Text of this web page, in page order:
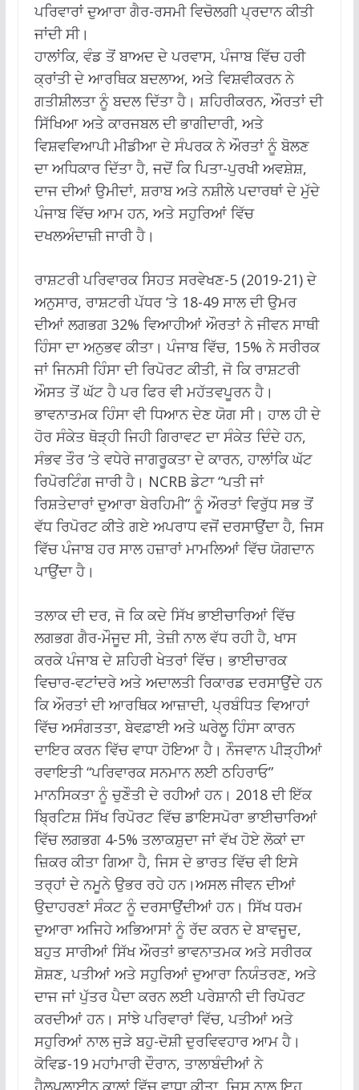
ਪਰਿਵਾਰਾਂ ਦੁਆਰਾ ਗੈਰ-ਰਸਮੀ ਵਿਚੋਲਗੀ ਪ੍ਰਦਾਨ ਕੀਤੀ
ਜਾਂਦੀ ਸੀ।
ਹਾਲਾਂਕਿ, ਵੰਡ ਤੋਂ ਬਾਅਦ ਦੇ ਪਰਵਾਸ, ਪੰਜਾਬ ਵਿੱਚ ਹਰੀ
ਕ੍ਰਾਂਤੀ ਦੇ ਆਰਥਿਕ ਬਦਲਾਅ, ਅਤੇ ਵਿਸ਼ਵੀਕਰਨ ਨੇ
ਗਤੀਸ਼ੀਲਤਾ ਨੂੰ ਬਦਲ ਦਿੱਤਾ ਹੈ। ਸ਼ਹਿਰੀਕਰਨ, ਔਰਤਾਂ ਦੀ
ਸਿੱਖਿਆ ਅਤੇ ਕਾਰਜਬਲ ਦੀ ਭਾਗੀਦਾਰੀ, ਅਤੇ
ਵਿਸ਼ਵਵਿਆਪੀ ਮੀਡੀਆ ਦੇ ਸੰਪਰਕ ਨੇ ਔਰਤਾਂ ਨੂੰ ਬੋਲਣ
ਦਾ ਅਧਿਕਾਰ ਦਿੱਤਾ ਹੈ, ਜਦੋਂ ਕਿ ਪਿਤਾ-ਪੁਰਖੀ ਅਵਸ਼ੇਸ਼,
ਦਾਜ ਦੀਆਂ ਉਮੀਦਾਂ, ਸ਼ਰਾਬ ਅਤੇ ਨਸ਼ੀਲੇ ਪਦਾਰਥਾਂ ਦੇ ਮੁੱਦੇ
ਪੰਜਾਬ ਵਿੱਚ ਆਮ ਹਨ, ਅਤੇ ਸਹੁਰਿਆਂ ਵਿੱਚ
ਦਖਲਅੰਦਾਜ਼ੀ ਜਾਰੀ ਹੈ।
ਰਾਸ਼ਟਰੀ ਪਰਿਵਾਰਕ ਸਿਹਤ ਸਰਵੇਖਣ-5 (2019-21) ਦੇ
ਅਨੁਸਾਰ, ਰਾਸ਼ਟਰੀ ਪੱਧਰ ‘ਤੇ 18-49 ਸਾਲ ਦੀ ਉਮਰ
ਦੀਆਂ ਲਗਭਗ 32% ਵਿਆਹੀਆਂ ਔਰਤਾਂ ਨੇ ਜੀਵਨ ਸਾਥੀ
ਹਿੰਸਾ ਦਾ ਅਨੁਭਵ ਕੀਤਾ। ਪੰਜਾਬ ਵਿੱਚ, 15% ਨੇ ਸਰੀਰਕ
ਜਾਂ ਜਿਨਸੀ ਹਿੰਸਾ ਦੀ ਰਿਪੋਰਟ ਕੀਤੀ, ਜੋ ਕਿ ਰਾਸ਼ਟਰੀ
ਔਸਤ ਤੋਂ ਘੱਟ ਹੈ ਪਰ ਫਿਰ ਵੀ ਮਹੱਤਵਪੂਰਨ ਹੈ।
ਭਾਵਨਾਤਮਕ ਹਿੰਸਾ ਵੀ ਧਿਆਨ ਦੇਣ ਯੋਗ ਸੀ। ਹਾਲ ਹੀ ਦੇ
ਹੋਰ ਸੰਕੇਤ ਥੋੜ੍ਹੀ ਜਿਹੀ ਗਿਰਾਵਟ ਦਾ ਸੰਕੇਤ ਦਿੰਦੇ ਹਨ,
ਸੰਭਵ ਤੌਰ ‘ਤੇ ਵਧੇਰੇ ਜਾਗਰੂਕਤਾ ਦੇ ਕਾਰਨ, ਹਾਲਾਂਕਿ ਘੱਟ
ਰਿਪੋਰਟਿੰਗ ਜਾਰੀ ਹੈ। NCRB ਡੇਟਾ “ਪਤੀ ਜਾਂ
ਰਿਸ਼ਤੇਦਾਰਾਂ ਦੁਆਰਾ ਬੇਰਹਿਮੀ” ਨੂੰ ਔਰਤਾਂ ਵਿਰੁੱਧ ਸਭ ਤੋਂ
ਵੱਧ ਰਿਪੋਰਟ ਕੀਤੇ ਗਏ ਅਪਰਾਧ ਵਜੋਂ ਦਰਸਾਉਂਦਾ ਹੈ, ਜਿਸ
ਵਿੱਚ ਪੰਜਾਬ ਹਰ ਸਾਲ ਹਜ਼ਾਰਾਂ ਮਾਮਲਿਆਂ ਵਿੱਚ ਯੋਗਦਾਨ
ਪਾਉਂਦਾ ਹੈ।
ਤਲਾਕ ਦੀ ਦਰ, ਜੋ ਕਿ ਕਦੇ ਸਿੱਖ ਭਾਈਚਾਰਿਆਂ ਵਿੱਚ
ਲਗਭਗ ਗੈਰ-ਮੌਜੂਦ ਸੀ, ਤੇਜ਼ੀ ਨਾਲ ਵੱਧ ਰਹੀ ਹੈ, ਖਾਸ
ਕਰਕੇ ਪੰਜਾਬ ਦੇ ਸ਼ਹਿਰੀ ਖੇਤਰਾਂ ਵਿੱਚ। ਭਾਈਚਾਰਕ
ਵਿਚਾਰ-ਵਟਾਂਦਰੇ ਅਤੇ ਅਦਾਲਤੀ ਰਿਕਾਰਡ ਦਰਸਾਉਂਦੇ ਹਨ
ਕਿ ਔਰਤਾਂ ਦੀ ਆਰਥਿਕ ਆਜ਼ਾਦੀ, ਪ੍ਰਬੰਧਿਤ ਵਿਆਹਾਂ
ਵਿੱਚ ਅਸੰਗਤਤਾ, ਬੇਵਫ਼ਾਈ ਅਤੇ ਘਰੇਲੂ ਹਿੰਸਾ ਕਾਰਨ
ਦਾਇਰ ਕਰਨ ਵਿੱਚ ਵਾਧਾ ਹੋਇਆ ਹੈ। ਨੌਜਵਾਨ ਪੀੜ੍ਹੀਆਂ
ਰਵਾਇਤੀ “ਪਰਿਵਾਰਕ ਸਨਮਾਨ ਲਈ ਠਹਿਰਾਓ”
ਮਾਨਸਿਕਤਾ ਨੂੰ ਚੁਣੌਤੀ ਦੇ ਰਹੀਆਂ ਹਨ। 2018 ਦੀ ਇੱਕ
ਬ੍ਰਿਟਿਸ਼ ਸਿੱਖ ਰਿਪੋਰਟ ਵਿੱਚ ਡਾਇਸਪੋਰਾ ਭਾਈਚਾਰਿਆਂ
ਵਿੱਚ ਲਗਭਗ 4-5% ਤਲਾਕਸ਼ੁਦਾ ਜਾਂ ਵੱਖ ਹੋਏ ਲੋਕਾਂ ਦਾ
ਜ਼ਿਕਰ ਕੀਤਾ ਗਿਆ ਹੈ, ਜਿਸ ਦੇ ਭਾਰਤ ਵਿੱਚ ਵੀ ਇਸੇ
ਤਰ੍ਹਾਂ ਦੇ ਨਮੂਨੇ ਉਭਰ ਰਹੇ ਹਨ।ਅਸਲ ਜੀਵਨ ਦੀਆਂ
ਉਦਾਹਰਣਾਂ ਸੰਕਟ ਨੂੰ ਦਰਸਾਉਂਦੀਆਂ ਹਨ। ਸਿੱਖ ਧਰਮ
ਦੁਆਰਾ ਅਜਿਹੇ ਅਭਿਆਸਾਂ ਨੂੰ ਰੱਦ ਕਰਨ ਦੇ ਬਾਵਜੂਦ,
ਬਹੁਤ ਸਾਰੀਆਂ ਸਿੱਖ ਔਰਤਾਂ ਭਾਵਨਾਤਮਕ ਅਤੇ ਸਰੀਰਕ
ਸ਼ੋਸ਼ਣ, ਪਤੀਆਂ ਅਤੇ ਸਹੁਰਿਆਂ ਦੁਆਰਾ ਨਿਯੰਤਰਣ, ਅਤੇ
ਦਾਜ ਜਾਂ ਪੁੱਤਰ ਪੈਦਾ ਕਰਨ ਲਈ ਪਰੇਸ਼ਾਨੀ ਦੀ ਰਿਪੋਰਟ
ਕਰਦੀਆਂ ਹਨ। ਸਾਂਝੇ ਪਰਿਵਾਰਾਂ ਵਿੱਚ, ਪਤੀਆਂ ਅਤੇ
ਸਹੁਰਿਆਂ ਨਾਲ ਜੁੜੇ ਬਹੁ-ਦੋਸ਼ੀ ਦੁਰਵਿਵਹਾਰ ਆਮ ਹੈ।
ਕੋਵਿਡ-19 ਮਹਾਂਮਾਰੀ ਦੌਰਾਨ, ਤਾਲਾਬੰਦੀਆਂ ਨੇ
ਹੈਲਪਲਾਈਨ ਕਾਲਾਂ ਵਿੱਚ ਵਾਧਾ ਕੀਤਾ, ਜਿਸ ਨਾਲ ਇਹ